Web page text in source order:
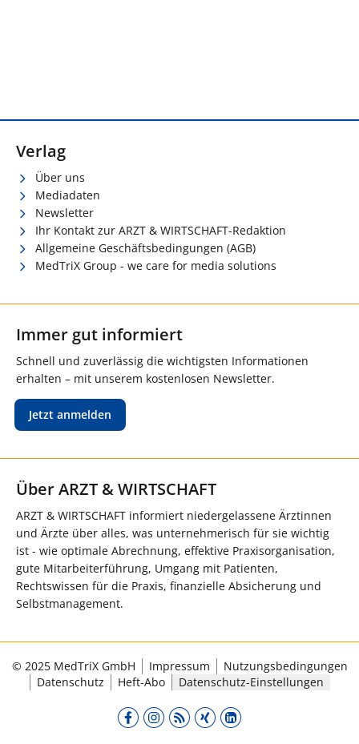
Verlag
Über uns
Mediadaten
Newsletter
Ihr Kontakt zur ARZT & WIRTSCHAFT-Redaktion
Allgemeine Geschäftsbedingungen (AGB)
MedTriX Group - we care for media solutions
Immer gut informiert
Schnell und zuverlässig die wichtigsten Informationen
erhalten – mit unserem kostenlosen Newsletter.
Jetzt anmelden
Über ARZT & WIRTSCHAFT
ARZT & WIRTSCHAFT informiert niedergelassene Ärztinnen
und Ärzte über alles, was unternehmerisch für sie wichtig
ist - wie optimale Abrechnung, effektive Praxisorganisation,
gute Mitarbeiterführung, Umgang mit Patienten,
Rechtswissen für die Praxis, finanzielle Absicherung und
Selbstmanagement.
© 2025 MedTriX GmbH Impressum
Nutzungsbedingungen
Datenschutz
Heft-Abo Datenschutz-Einstellungen